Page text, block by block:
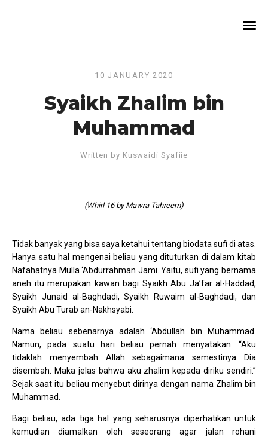
10 JANUARY 2020
Syaikh Zhalim bin
Muhammad
Written by Kuswaidi Syafiie
(Whirl 16 by Mawra Tahreem)
Tidak banyak yang bisa saya ketahui tentang biodata sufi di atas.
Hanya satu hal mengenai beliau yang dituturkan di dalam kitab
Nafahatnya Mulla ‘Abdurrahman Jami. Yaitu, sufi yang bernama
aneh itu merupakan kawan bagi Syaikh Abu Ja’far al-Haddad,
Syaikh Junaid al-Baghdadi, Syaikh Ruwaim al-Baghdadi, dan
Syaikh Abu Turab an-Nakhsyabi.
Nama beliau sebenarnya adalah ‘Abdullah bin Muhammad.
Namun, pada suatu hari beliau pernah menyatakan: “Aku
tidaklah menyembah Allah sebagaimana semestinya Dia
disembah. Maka jelas bahwa aku zhalim kepada diriku sendiri.”
Sejak saat itu beliau menyebut dirinya dengan nama Zhalim bin
Muhammad.
Bagi beliau, ada tiga hal yang seharusnya diperhatikan untuk
kemudian diamalkan oleh seseorang agar jalan rohani